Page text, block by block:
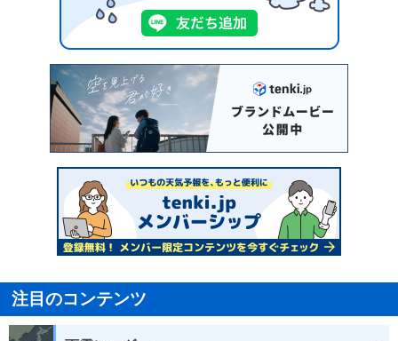
注目のコンテンツ